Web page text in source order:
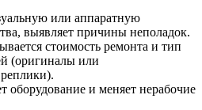
или аппаратную
выявляет причины неполадок.
стоимость ремонта и тип
(оригиналы или
оборудование и меняет нерабочие